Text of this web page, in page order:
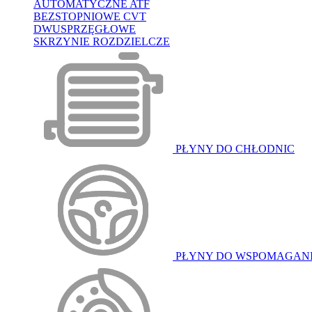
AUTOMATYCZNE ATF
BEZSTOPNIOWE CVT
DWUSPRZĘGŁOWE
SKRZYNIE ROZDZIELCZE
PŁYNY DO CHŁODNIC
PŁYNY DO